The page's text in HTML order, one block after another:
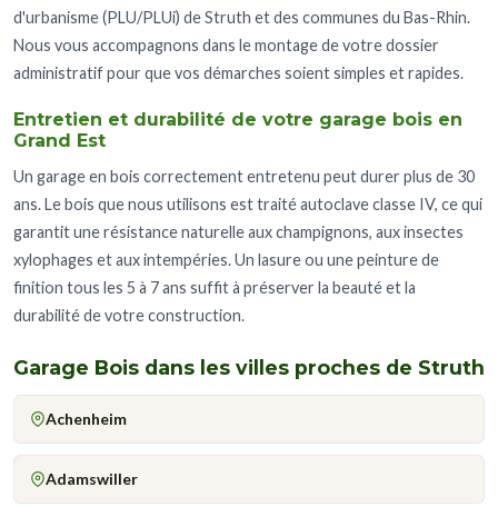
d'urbanisme (PLU/PLUi) de Struth et des communes du Bas-Rhin.
Nous vous accompagnons dans le montage de votre dossier
administratif pour que vos démarches soient simples et rapides.
Entretien et durabilité de votre garage bois en
Grand Est
Un garage en bois correctement entretenu peut durer plus de 30
ans. Le bois que nous utilisons est traité autoclave classe IV, ce qui
garantit une résistance naturelle aux champignons, aux insectes
xylophages et aux intempéries. Un lasure ou une peinture de
finition tous les 5 à 7 ans suffit à préserver la beauté et la
durabilité de votre construction.
Garage Bois dans les villes proches de Struth
Achenheim
Adamswiller